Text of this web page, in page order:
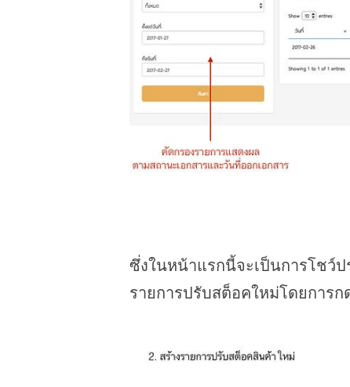
ซึ่งในหน้าแรกนี้จะเป็นการโชว์
รายการปรับสต็อคใหม่โดยการก